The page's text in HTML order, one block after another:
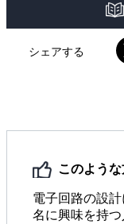
シェアする
このよう
電子回路の設
名に興味を持つ